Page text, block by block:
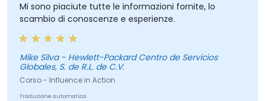
Mi sono piaciute tutte le informazioni fornite, lo
scambio di conoscenze e esperienze.
Mike Silva - Hewlett-Packard Centro de Servicios
Globales, S. de R.L. de C.V.
Corso - Influence in Action
Traduzione automatica